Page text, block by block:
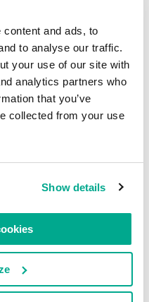
and ads, to
to analyse our traffic.
your use of our site with
analytics partners who
that you’ve
collected from your use
Show details
desses belos